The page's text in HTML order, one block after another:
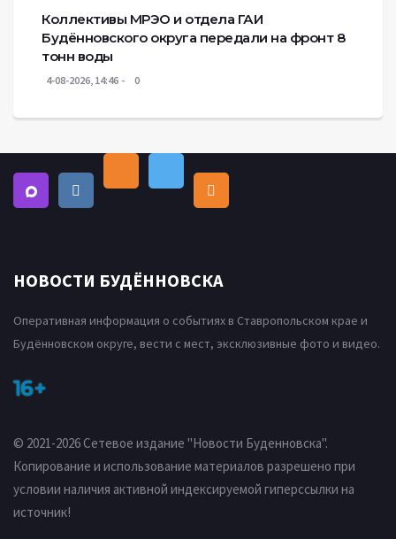
Коллективы МРЭО и отдела ГАИ
Будённовского округа передали на фронт 8
тонн воды
4-08-2026, 14:46 0
НОВОСТИ БУДЁННОВСКА
Оперативная информация о событиях в Ставропольском крае и
Будённовском округе, вести с мест, эксклюзивные фото и видео.
16+
© 2021-2026 Сетевое издание "Новости Буденновска".
Копирование и использование материалов разрешено при
условии наличия активной индексируемой гиперссылки на
источник!